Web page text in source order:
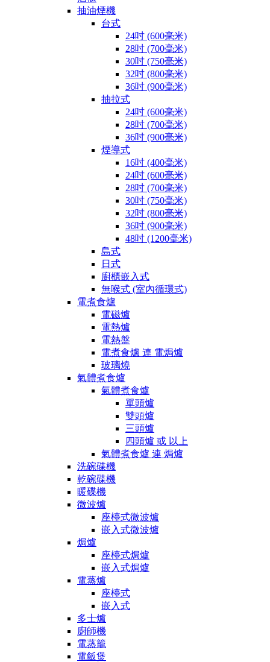
抽油煙機
台式
24吋 (600毫米)
28吋 (700毫米)
30吋 (750毫米)
32吋 (800毫米)
36吋 (900毫米)
抽拉式
24吋 (600毫米)
28吋 (700毫米)
36吋 (900毫米)
煙導式
16吋 (400毫米)
24吋 (600毫米)
28吋 (700毫米)
30吋 (750毫米)
32吋 (800毫米)
36吋 (900毫米)
48吋 (1200毫米)
島式
日式
廚櫃嵌入式
無喉式 (室內循環式)
電煮食爐
電磁爐
電熱爐
電熱盤
電煮食爐 連 電焗爐
玻璃燒
氣體煮食爐
氣體煮食爐
單頭爐
雙頭爐
三頭爐
四頭爐 或 以上
氣體煮食爐 連 焗爐
洗碗碟機
乾碗碟機
暖碟機
微波爐
座檯式微波爐
嵌入式微波爐
焗爐
座檯式焗爐
嵌入式焗爐
電蒸爐
座檯式
嵌入式
多士爐
廚師機
電蒸籠
電飯煲